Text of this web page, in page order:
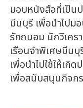
มอบหนังสือที่เป็น
มีนบุรี เพื่อนำไปม
รักถนอม นักวิเคร
เรือนจำพิเศษมีน
เพื่อนำไปใช้ให้เกิ
เพื่อสนับสนุนกิจก